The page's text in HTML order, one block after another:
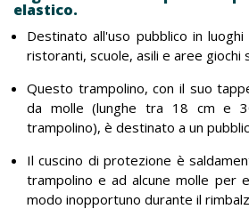
elastico.
Destinato all'uso pubblico in
ristoranti, scuole, asili e aree giochi
Questo trampolino, con il suo
da molle (lunghe tra 18 cm e
trampolino), è destinato a un
Il cuscino di protezione è
trampolino e ad alcune molle per
modo inopportuno durante il